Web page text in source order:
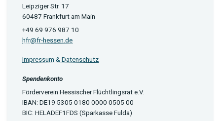
Leipziger Str. 17
60487 Frankfurt am Main
+49 69 976 987 10
hfr@fr-hessen.de
Impressum & Datenschutz
Spendenkonto
Förderverein Hessischer Flüchtlingsrat e.V.
IBAN: DE19 5305 0180 0000 0505 00
BIC: HELADEF1FDS (Sparkasse Fulda)